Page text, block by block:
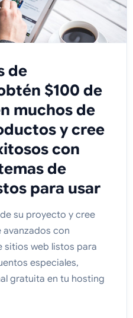
de
$100 de
muchos de
y cree
con
de
para usar
su proyecto y cree
con
sitios web listos para
especiales,
gratuita en tu hosting